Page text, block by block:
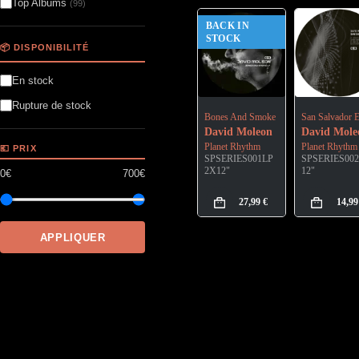
BACK IN
STOCK
Bones And Smoke
David Moleon
Planet Rhythm
SPSERIES001LP
2X12"
27,99€
San Salvador
David
Planet Rhythm
SPSERIES002
12"
Top Albums (99)
📦 DISPONIBILITÉ
En stock
Rupture de stock
💶 PRIX
0€ 700€
APPLIQUER